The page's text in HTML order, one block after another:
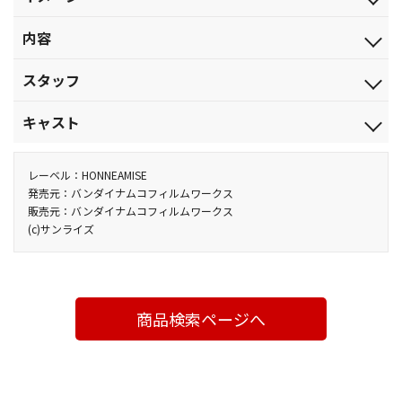
TVアニメ
品番
BCXA-0034
税込価格(10%)
￥7,700
税抜価格
カラー／確／97分／（本編96分＋特典1分）／ﾘﾆｱPCM（ｽﾃﾚｵ）／
AVC／BD50G／16:9<1080p High Definition>
映像特典
■＃０５キャストオーディオコメンタリー（出演：入野自由、斎
■＃０６スタッフオーディオコメンタリー（出演：海老川兼武、
■次巻予告ＰＶ「戦術予報」
内容
■＃03「変わる世界」
ます混乱していた。戦局跡地を確かめるべく、セイロン島へと向
殊任務部隊への転属命令を受けていた。
■＃04「対外折衝」
セルゲイの下に、対ガンダムの切り札といわれる一人の少女が
派遣される。また、グラハムたちの隊にも、優秀なパイロットた
た。タリビアの行動を牽制するため、軍を派遣するユニオン。動
向が注目される中、ガンダムが動く！
■＃05「限界離脱領域」
スタッフ
監督:大貫健一（キャラ）・西井正典（メカ）
／作画監督：しんぼたくろう（キャラ）・高瀬健一（メカ）
＃05 脚本：黒田洋介／演出・絵コンテ：榎本明広／作画監督：
森下博光（キャラ）・松田 寛（メカ）
＃06 脚本：黒田洋介／演出・絵コンテ：北村真咲／作画監督：
企画：サンライズ／原作：矢立 肇・富野由悠季／監督：水島精二
／シリーズ構成：黒田洋介／キャラクターデザイン：高河ゆん・千
葉道徳／メカニックデザイン：海老川兼武・柳瀬敬之・寺岡賢
キャスト
眞一郎／アレルヤ・ハプティズム：吉野裕行／ティエリア・アー
デ：神谷浩史／スメラギ・李・ノリエガ：本名陽子／王 留美：真
堂 圭／グラハム・エーカー：中村悠一／ビリー・カタギリ：うえ
だゆうじ／パトリック・コーラサワー：浜田賢二／マリナ・イス
オリア・シュヘンベルグ：大塚周夫／ナレーション：古谷 徹 他
レーベル：HONNEAMISE
発売元：バンダイナムコフィルムワークス
販売元：バンダイナムコフィルムワークス
(c)サンライズ
商品検索ページへ